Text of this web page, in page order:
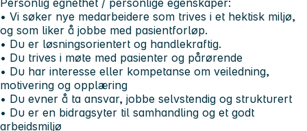
• Vi søker nye medarbeidere som trives i et hektisk miljø,
og som liker å jobbe med pasientforløp.
• Du er løsningsorientert og handlekraftig.
• Du trives i møte med pasienter og pårørende
• Du har interesse eller kompetanse om veiledning,
motivering og opplæring
• Du evner å ta ansvar, jobbe selvstendig og strukturert
• Du er en bidragsyter til samhandling og et godt
arbeidsmiljø